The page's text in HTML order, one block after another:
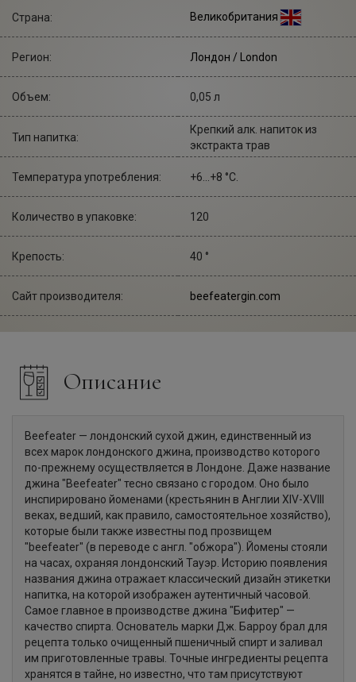
Страна: Великобритания
Регион: Лондон / London
Объем: 0,05 л
Тип напитка:
Крепкий алк. напиток из
экстракта трав
Температура употребления: +6...+8 °С.
Количество в упаковке: 120
Крепость: 40 °
Сайт производителя: beefeatergin.com
Описание
Beefeater — лондонский сухой джин, единственный из
всех марок лондонского джина, производство которого
по-прежнему осуществляется в Лондоне. Даже название
джина "Beefeater" тесно связано с городом. Оно было
инспирировано йоменами (крестьянин в Англии XIV-XVIII
веках, ведший, как правило, самостоятельное хозяйство),
которые были также известны под прозвищем
"beefeater" (в переводе с англ. "обжора"). Йомены стояли
на часах, охраняя лондонский Тауэр. Историю появления
названия джина отражает классический дизайн этикетки
напитка, на которой изображен аутентичный часовой.
Самое главное в производстве джина "Бифитер" —
качество спирта. Основатель марки Дж. Барроу брал для
рецепта только очищенный пшеничный спирт и заливал
им приготовленные травы. Точные ингредиенты рецепта
хранятся в тайне, но известно, что там присутствуют